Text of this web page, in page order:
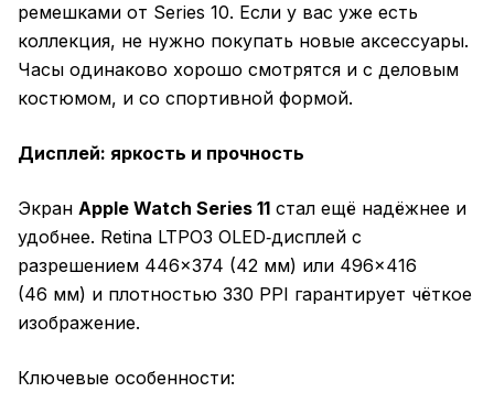
ремешками от Series 10. Если у вас уже есть
коллекция, не нужно покупать новые аксессуары.
Часы одинаково хорошо смотрятся и с деловым
костюмом, и со спортивной формой.
Дисплей: яркость и прочность
Экран Apple Watch Series 11 стал ещё надёжнее и
удобнее. Retina LTPO3 OLED‑дисплей с
разрешением 446×374 (42 мм) или 496×416
(46 мм) и плотностью 330 PPI гарантирует чёткое
изображение.
Ключевые особенности: